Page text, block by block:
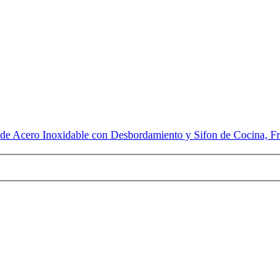
Acero Inoxidable con Desbordamiento y Sifon de Cocina,